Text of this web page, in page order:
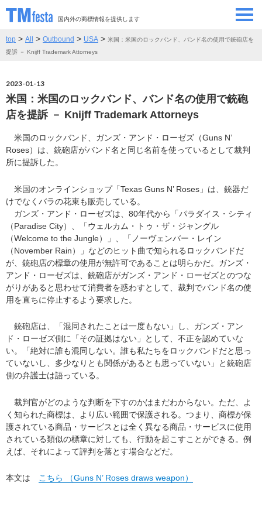
国内外の商標情報を提供します
SEMINAR/EVENT
CONTRIBUTORS 情報提供者
CONTACT お問い合わせ
top > All > Outbound > USA > 米国：米国のロックバンド、バンド名の使用で銃砲店を
提訴 － Knijff Trademark Attorneys
2023-01-13
米国：米国のロックバンド、バンド名の使用で銃砲
店を提訴 － Knijff Trademark Attorneys
米国のロックバンド、ガンズ・アンド・ローゼズ（Guns N’
Roses）は、銃砲店がバンド名と同じ名前を使っているとして裁判
所に提訴した。
米国のオンラインショップ「Texas Guns N’ Roses」は、銃器だ
けでなくバラの花束も販売している。
ガンズ・アンド・ローゼズは、80年代から「パラダイス・シティ
（Paradise City）、「ウェルカム・トゥ・ザ・ジャングル
（Welcome to the Jungle）」、「ノーヴェンバー・レイン
（November Rain）」などのヒット曲で知られるロックバンドだ
が、銃砲店の標章の使用が無許可であることは明らかだ。ガンズ・
アンド・ローゼズは、銃砲店がガンズ・アンド・ローゼズとのつな
がりがあると思わせて消費者を惑わすとして、裁判でバンド名の使
用を直ちに停止するよう要求した。
銃砲店は、「混同されたことは一度もない」し、ガンズ・アン
ド・ローゼズ側に「その証拠はない」として、不正を認めていな
い。「絶対に誰も混同しない。誰も私たちをロックバンドだと思っ
ていないし、多少なりとも関係があるとも思っていない」と銃砲店
側の弁護士は語っている。
裁判官がどのような判断を下すのかはまだわからない。ただ、よ
く知られた商標は、より広い範囲で保護される。つまり、商標が保
護されている商品・サービスとは全く異なる商品・サービスに使用
されている類似の標章に対しても、行動を起こすことができる。例
えば、それによって評判を落とす場合などだ。
本文は こちら （Guns N’ Roses draws weapon）